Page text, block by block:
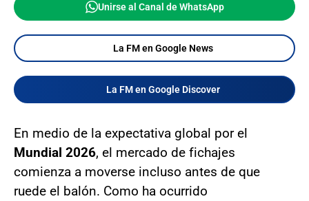
Unirse al Canal de WhatsApp
La FM en Google News
La FM en Google Discover
En medio de la expectativa global por el
Mundial 2026, el mercado de fichajes
comienza a moverse incluso antes de que
ruede el balón. Como ha ocurrido